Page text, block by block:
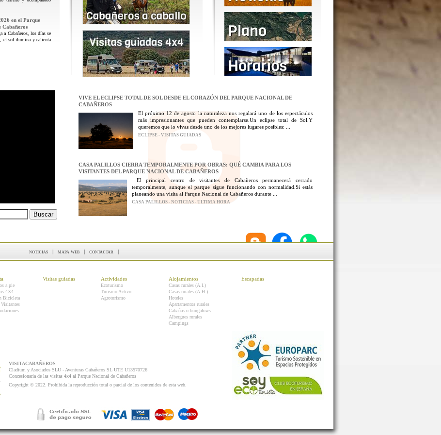
en el Parque
Cabañeros
a Cabañeros, los días se
el sol ilumina y calienta
VIVE EL ECLIPSE TOTAL DE SOL DESDE EL CORAZÓN DEL PARQUE NACIONAL DE
CABAÑEROS
El próximo 12 de agosto la naturaleza nos regalará uno de los espectáculos
más impresionantes que pueden contemplarse.Un eclipse total de Sol.Y
queremos que lo vivas desde uno de los mejores lugares posibles: ...
ECLIPSE - VISITAS GUIADAS
CASA PALILLOS CIERRA TEMPORALMENTE POR OBRAS: QUÉ CAMBIA PARA LOS
VISITANTES DEL PARQUE NACIONAL DE CABAÑEROS
El principal centro de visitantes de Cabañeros permanecerá cerrado
temporalmente, aunque el parque sigue funcionando con normalidad.Si estás
planeando una visita al Parque Nacional de Cabañeros durante ...
CASA PALILLOS - NOTICIAS - ULTIMA HORA
noticias | mapa web | contactar |
a pie
4X4
Bicicleta
Visitas guiadas Actividades
Ecoturismo
Turismo Activo
Agroturismo
Alojamientos
Casas rurales (A.I.)
Casas rurales (A.H.)
Hoteles
Apartamentos rurales
Cabañas o bungalows
Albergues rurales
Campings
Escapadas
VISITACABAÑEROS
Cladium y Asociados SLU - Aventuras Cabañeros SL UTE U13570726
Concesionaria de las visitas 4x4 al Parque Nacional de Cabañeros
Copyright © 2022. Prohibida la reproducción total o parcial de los contenidos de esta web.